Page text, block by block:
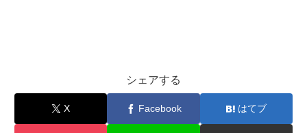
シェアする
X Facebook はてブ